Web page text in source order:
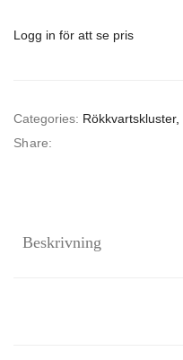
Logg in för att se pris
Categories: Rökkvartskluster,
Share:
Beskrivning